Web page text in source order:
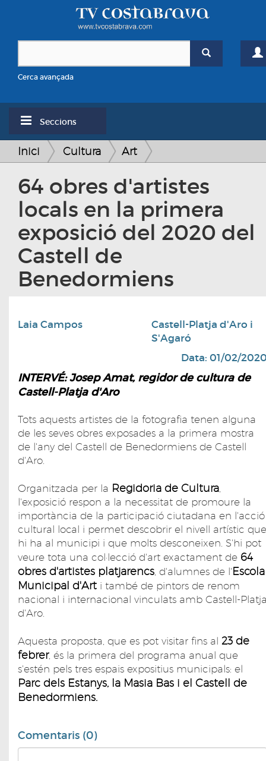
Cerca avançada
Seccions
Inici Cultura Art
64 obres d'artistes
locals en la primera
exposició del 2020 del
Castell de
Benedormiens
Laia Campos
Castell-Platja d'Aro i
S'Agaró
Data: 01/02/
INTERVÉ: Josep Amat, regidor de cultura de
Castell-Platja d'Aro
Tots aquests artistes de la fotografia tenen alguna
de les seves obres exposades a la primera mostra
de l'any del Castell de Benedormiens de Castell
d'Aro.
Organitzada per la Regidoria de Cultura,
l'exposició respon a la necessitat de promoure la
importància de la participació ciutadana en l'acció
cultural local i permet descobrir el nivell artístic que
hi ha al municipi i que molts desconeixen. S'hi pot
veure tota una col·lecció d'art exactament de 64
obres d'artistes platjarencs, d'alumnes de l'Escola
Municipal d'Art i també de pintors de renom
nacional i internacional vinculats amb Castell-
d'Aro.
Aquesta proposta, que es pot visitar fins al 23 de
febrer, és la primera del programa anual que
s'estén pels tres espais expositius municipals: el
Parc dels Estanys, la Masia Bas i el Castell de
Benedormiens.
Comentaris (0)